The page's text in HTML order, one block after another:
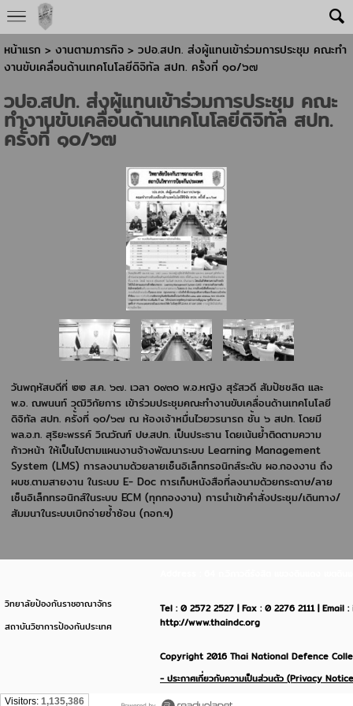
หน้าแรก > งานตามภารกิจ > วปอ.สปท. ส่งผู้แทนเข้าร่วมการประชุม คณะทำ
งานขับเคลื่อนด้านเทคโนโลยีดิจิทัล สปท. ครั้งที่ ๑๐/๖๗
วปอ.สปท. ส่งผู้แทนเข้าร่วมการประชุม คณะ
ทำงานขับเคลื่อนด้านเทคโนโลยีดิจิทัล สปท.
ครั้งที่ ๑๐/๖๗
วันพฤหัสบดีที่ ๒๒ ส.ค. ๖๗. เวลา ๐๙๓๐ พ.อ.หญิง สุรัสวดี สัมปัชชลิต และ
พ.อ. ณพนนท์ วุฒิวิกัยการ เข้าร่วมประชุมคณะทำงานขับเคลื่อนด้านเทคโนโลยี
ดิจิทัล สปท. ครั้งที่ ๑๐/๖๗ ณ ห้องเจ้าหมื่นไวยวรนารถ ชั้น ๖ สปท. โดยมี
พล.อ.ท. สุริยะพรรค์ วิณวัณฑ์ ปษ.สปท. เป็นประธาน โดยเน้นย้ำติดตามความ
ก้าวหน้า ให้เป็นไปตามแผนงานจ้างพัฒนาระบบ Learning Management
System (LMS) การลงนามด้วยลายเซ็นอิเล็กทรอนิกส์ระดับ ผอ.กองงาน ถึง
ผบช.ตามสายงาน ในระบบ E- Doc การเก็บหนังสือที่ลงนามด้วยกระดาษ/ลาย
เซ็นอิเล็กทรอนิกส์ในระบบ ECM (ทุกกองงาน) การนำเข้าคำสั่งประชุม/เดินทาง/
สัมมนาในระบบเบิกจ่ายซ้ำซ้อน (กอก.ฯ)
วิทยาลัยป้องกันราชอาณาจักร
สถาบันวิชาการป้องกันประเทศ
Tel : 0 2572 2527 | Fax : 0 2276 2111 |
http://www.thaindc.org
Copyright 2016 Thai National Defence
- ประกาศเกี่ยวกับความเป็นส่วนตัว (Privacy
Visitors: 1,135,386